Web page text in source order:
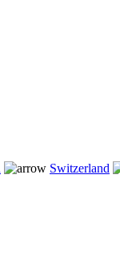
Switzerland